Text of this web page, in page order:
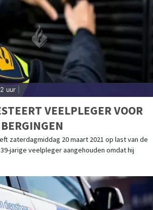
uur
VEELPLEGER VOOR
zaterdagmiddag 20 maart 2021 op last van de
jarige veelpleger aangehouden omdat hij